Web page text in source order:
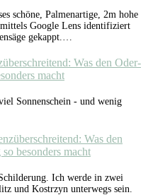
schöne, Palmenartige, 2m hohe
Google Lens identifiziert
gekappt.…
Was den Oder-
macht
Sonnenschein - und wenig
Was den
besonders macht
Ich werde in zwei
und Kostrzyn unterwegs sein.